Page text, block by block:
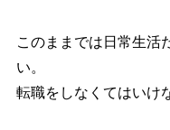
このままでは日常生活
い。
転職をしなくてはいけ